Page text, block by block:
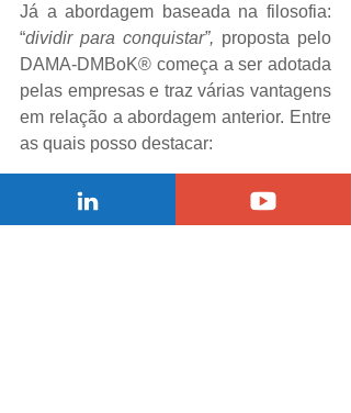
Já a abordagem baseada na filosofia:
“dividir para conquistar”, proposta pelo
DAMA-DMBoK® começa a ser adotada
pelas empresas e traz várias vantagens
em relação a abordagem anterior. Entre
as quais posso destacar:
- Melhores condições de planejamento,
agora alinhado às diretrizes